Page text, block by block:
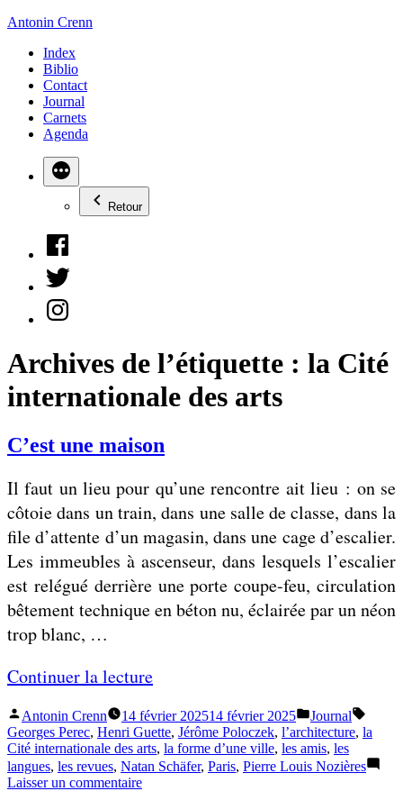
Aller
contenu
Antonin Crenn
Index
Biblio
Contact
Journal
Carnets
Agenda
Retour
Facebook
Twitter
Instagram
Archives de l’étiquette : la Cité
internationale des arts
C’est une maison
Il faut un lieu pour qu’une rencontre ait lieu : on se
côtoie dans un train, dans une salle de classe, dans la
file d’attente d’un magasin, dans une cage d’escalier.
Les immeubles à ascenseur, dans lesquels l’escalier
est relégué derrière une porte coupe-feu, circulation
bêtement technique en béton nu, éclairée par un néon
trop blanc, …
Continuer la lecture«
C
’
e
Publié
par
Antonin Crenn 14 février 202514 février 2025
Publié
dans
Journal
Georges Perec, Henri Guette, Jérôme Poloczek, l’architecture, la
Cité internationale des arts, la forme d’une ville, les amis, les
langues, les revues, Natan Schäfer, Paris, Pierre Louis Nozières
Laisser un commentairesur